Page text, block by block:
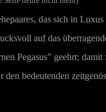
das sich in
auf das
Pegasus” geehrt;
bedeutenden